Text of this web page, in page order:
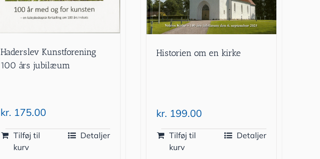
Haderslev Kunstforening
100 års jubilæum
kr. 175.00
Tilføj til
kurv
Detaljer
Historien om en kirke
kr. 199.00
Tilføj til
kurv
Detaljer